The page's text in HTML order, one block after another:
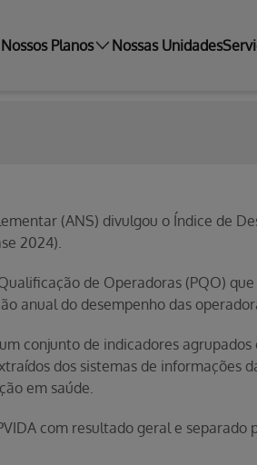
Nossos Planos Nossas Unidades
(ANS) divulgou o Índice de
2024).
de Operadoras (PQO)
anual do desempenho das
conjunto de indicadores
dos sistemas de informações
em saúde.
com resultado geral e separado